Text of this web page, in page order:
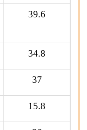
39.6
34.8
37
15.8